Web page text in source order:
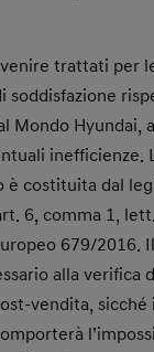
trattati per
soddisfazione
Mondo Hyundai,
inefficienze.
è costituita dal
6, comma 1,
679/2016.
alla verifica
vendita, sicché